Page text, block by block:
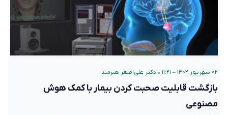
۰۲ شهریور ۱۴۰۲ – ۱۱:۲۱ • دکتر علی‌اصغر هنرمند
بازگشت قابلیت صحبت کردن بیمار با کمک هوش
مصنوعی